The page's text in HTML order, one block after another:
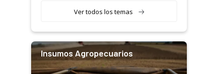
Ver todos los temas
Insumos Agropecuarios